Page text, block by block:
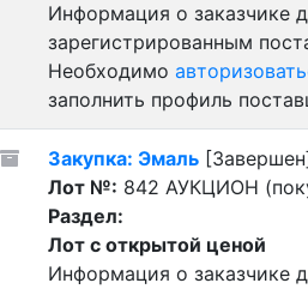
Информация о заказчике
зарегистрированным
Необходимо
заполнить профиль
Закупка: Эмаль
Лот №: 842 АУКЦИОН
Раздел:
Лот с открытой ценой
Информация о заказчике